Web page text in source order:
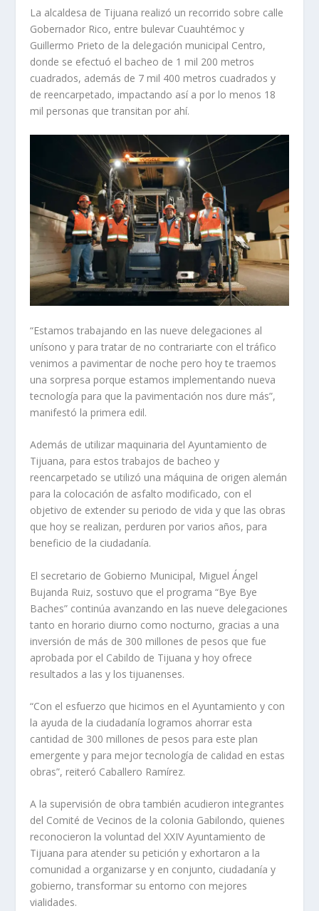
La alcaldesa de Tijuana realizó un recorrido sobre calle
Gobernador Rico, entre bulevar Cuauhtémoc y
Guillermo Prieto de la delegación municipal Centro,
donde se efectuó el bacheo de 1 mil 200 metros
cuadrados, además de 7 mil 400 metros cuadrados y
de reencarpetado, impactando así a por lo menos 18
mil personas que transitan por ahí.
“Estamos trabajando en las nueve delegaciones al
unísono y para tratar de no contrariarte con el tráfico
venimos a pavimentar de noche pero hoy te traemos
una sorpresa porque estamos implementando nueva
tecnología para que la pavimentación nos dure más”,
manifestó la primera edil.
Además de utilizar maquinaria del Ayuntamiento de
Tijuana, para estos trabajos de bacheo y
reencarpetado se utilizó una máquina de origen alemán
para la colocación de asfalto modificado, con el
objetivo de extender su periodo de vida y que las obras
que hoy se realizan, perduren por varios años, para
beneficio de la ciudadanía.
El secretario de Gobierno Municipal, Miguel Ángel
Bujanda Ruiz, sostuvo que el programa “Bye Bye
Baches” continúa avanzando en las nueve delegaciones
tanto en horario diurno como nocturno, gracias a una
inversión de más de 300 millones de pesos que fue
aprobada por el Cabildo de Tijuana y hoy ofrece
resultados a las y los tijuanenses.
“Con el esfuerzo que hicimos en el Ayuntamiento y con
la ayuda de la ciudadanía logramos ahorrar esta
cantidad de 300 millones de pesos para este plan
emergente y para mejor tecnología de calidad en estas
obras”, reiteró Caballero Ramírez.
A la supervisión de obra también acudieron integrantes
del Comité de Vecinos de la colonia Gabilondo, quienes
reconocieron la voluntad del XXIV Ayuntamiento de
Tijuana para atender su petición y exhortaron a la
comunidad a organizarse y en conjunto, ciudadanía y
gobierno, transformar su entorno con mejores
vialidades.